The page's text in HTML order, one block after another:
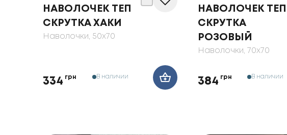
НАВОЛОЧЕК ТЕП
СКРУТКА ХАКИ
Наволочки, 50x70
334 грн В наличии
НАВОЛОЧЕК ТЕП
СКРУТКА
РОЗОВЫЙ
Наволочки, 70x70
384 грн В наличии